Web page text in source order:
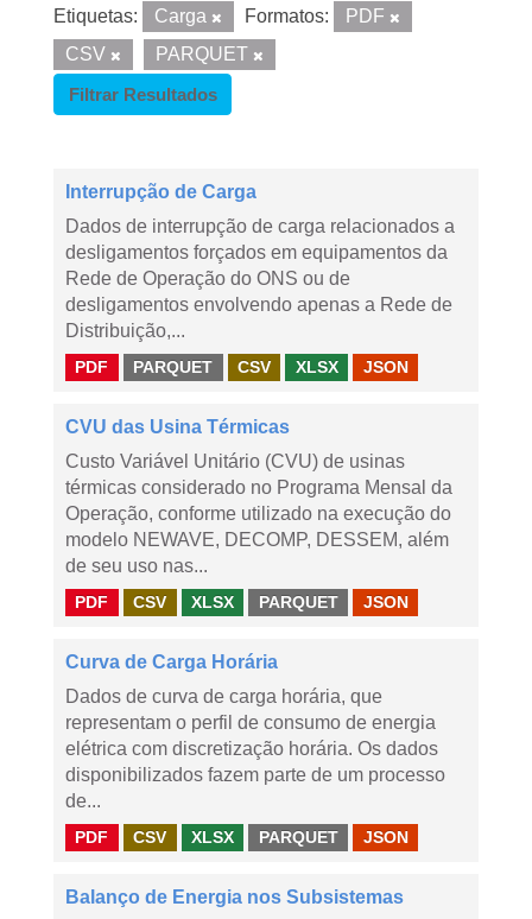
Etiquetas: Carga Formatos:
PDF
CSV
PARQUET
Filtrar Resultados
Interrupção de Carga
Dados de interrupção de carga relacionados a
desligamentos forçados em equipamentos da
Rede de Operação do ONS ou de
desligamentos envolvendo apenas a Rede de
Distribuição,...
PDF PARQUET CSV XLSX JSON
CVU das Usina Térmicas
Custo Variável Unitário (CVU) de usinas
térmicas considerado no Programa Mensal da
Operação, conforme utilizado na execução do
modelo NEWAVE, DECOMP, DESSEM, além
de seu uso nas...
PDF CSV XLSX PARQUET JSON
Curva de Carga Horária
Dados de curva de carga horária, que
representam o perfil de consumo de energia
elétrica com discretização horária. Os dados
disponibilizados fazem parte de um processo
de...
PDF CSV XLSX PARQUET JSON
Balanço de Energia nos Subsistemas